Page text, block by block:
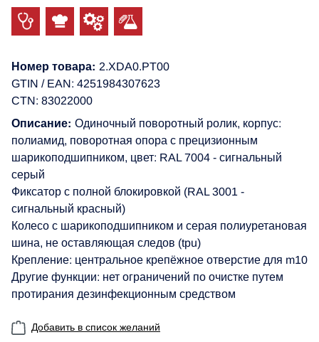
Номер товара: 2.XDA0.PT00
GTIN / EAN: 4251984307623
CTN: 83022000
Описание: Одиночный поворотный ролик, корпус:
полиамид, поворотная опора с прецизионным
шарикоподшипником, цвет: RAL 7004 - сигнальный
серый
Фиксатор с полной блокировкой (RAL 3001 -
сигнальный красный)
Колесо с шарикоподшипником и серая полиуретановая
шина, не оставляющая следов (tpu)
Крепление: центральное крепёжное отверстие для m10
Другие функции: нет ограничений по очистке путем
протирания дезинфекционным средством
Добавить в список желаний